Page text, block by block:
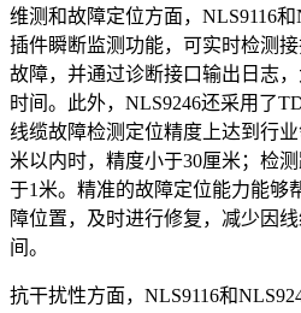
维测和故障定位方面，NLS9116
插件瞬断监测功能，可实时检测
故障，并通过诊断接口输出日志
时间。此外，NLS9246还采用了
线缆故障检测定位精度上达到行
米以内时，精度小于30厘米；检
于1米。精准的故障定位能力能够
障位置，及时进行修复，减少因
间。
抗干扰性方面，NLS9116和